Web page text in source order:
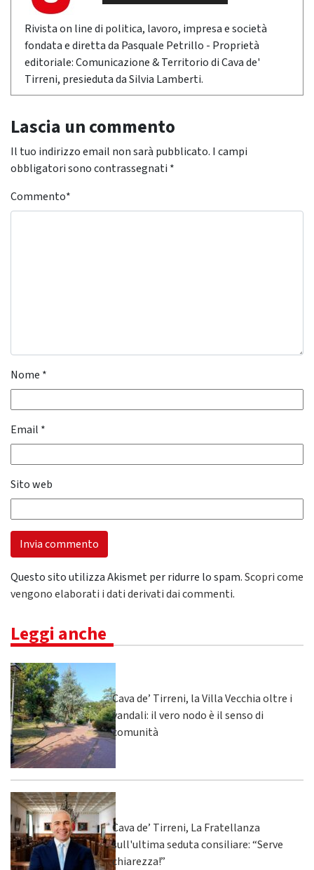
Rivista on line di politica, lavoro, impresa e società
fondata e diretta da Pasquale Petrillo - Proprietà
editoriale: Comunicazione & Territorio di Cava de'
Tirreni, presieduta da Silvia Lamberti.
Lascia un commento
Il tuo indirizzo email non sarà pubblicato. I campi
obbligatori sono contrassegnati *
Commento*
Nome *
Email *
Sito web
Questo sito utilizza Akismet per ridurre lo spam.Scopri come
vengono elaborati i dati derivati dai commenti.
Leggi anche
Cava de’ Tirreni, la Villa Vecchia oltre i
vandali: il vero nodo è il senso di
comunità
Cava de’ Tirreni, La Fratellanza
sull'ultima seduta consiliare: “Serve
chiarezza!”